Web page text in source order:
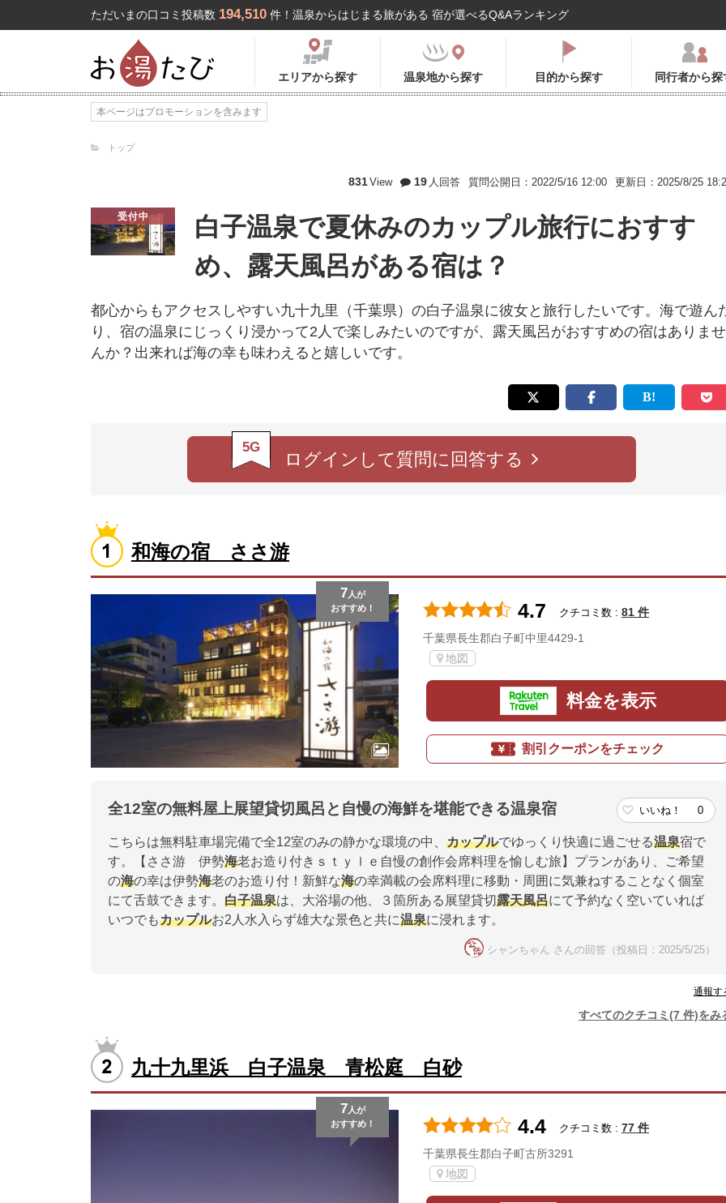
ただいまの口コミ投稿数 194,510 件！温泉からはじまる旅がある 宿が選べるQ&Aランキング
エリアから探す 温泉地から探す 目的から探す 同行者から探
本ページはプロモーションを含みます
トップ
831View 19 人回答 質問公開日：2022/5/16 12:00 更新日：2025/8/25
受付中
白子温泉で夏休みのカップル旅行におすす
め、露天風呂がある宿は？
都心からもアクセスしやすい九十九里（千葉県）の白子温泉に彼女と旅行したいです。海で遊ん
り、宿の温泉にじっくり浸かって2人で楽しみたいのですが、露天風呂がおすすめの宿はありませ
んか？出来れば海の幸も味わえると嬉しいです。
5G
ログインして質問に回答する
和海の宿 ささ游
7 人が
おすすめ！
4.7 クチコミ数 : 81 件
千葉県長生郡白子町中里4429-1
地図
料金を表示
割引クーポンをチェック
全12室の無料屋上展望貸切風呂と自慢の海鮮を堪能できる温泉宿 いいね！ 0
こちらは無料駐車場完備で全12室のみの静かな環境の中、 カップルでゆっくり快適に過ごせる温泉宿で
す。【ささ游 伊勢海老お造り付きｓｔｙｌｅ自慢の創作会席料理を愉しむ旅】プランがあり、ご希望
の海の幸は伊勢海老のお造り付！新鮮な海の幸満載の会席料理に移動・周囲に気兼ねすることなく個室
にて舌鼓できます。 白子温泉は、大浴場の他、３箇所ある展望貸切露天風呂にて予約なく空いていれば
いつでもカップルお2人水入らず雄大な景色と共に温泉に浸れます。
シャンちゃん さんの回答（投稿日：2025/5/25）
通報す
すべてのクチコミ(7 件)をみ
九十九里浜 白子温泉 青松庭 白砂
7 人が
おすすめ！
4.4 クチコミ数 : 77 件
千葉県長生郡白子町古所3291
地図